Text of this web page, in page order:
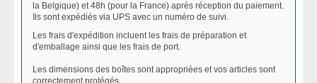
la Belgique) et 48h (pour la France) après réception du paiement.
Ils sont expédiés via UPS avec un numéro de suivi.
Les frais d'expédition incluent les frais de préparation et
d'emballage ainsi que les frais de port.
Les dimensions des boîtes sont appropriées et vos articles sont
correctement protégés.